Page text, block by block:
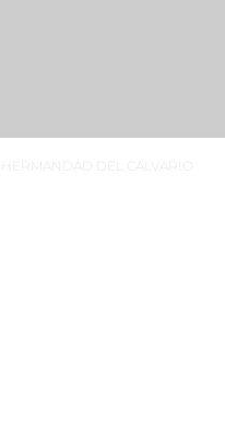
HERMANDAD DEL CALVARIO